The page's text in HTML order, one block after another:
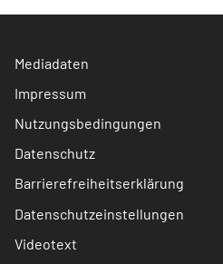
Mediadaten
Impressum
Nutzungsbedingungen
Datenschutz
Barrierefreiheitserklärung
Datenschutzeinstellungen
Videotext